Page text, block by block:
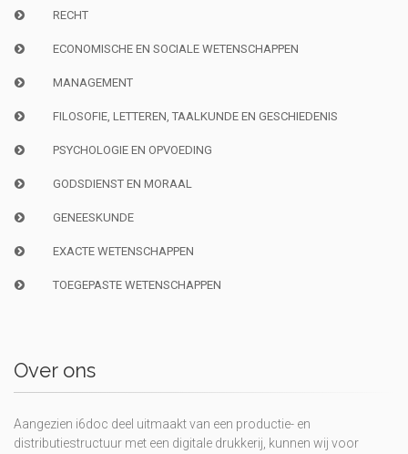
RECHT
ECONOMISCHE EN SOCIALE WETENSCHAPPEN
MANAGEMENT
FILOSOFIE, LETTEREN, TAALKUNDE EN GESCHIEDENIS
PSYCHOLOGIE EN OPVOEDING
GODSDIENST EN MORAAL
GENEESKUNDE
EXACTE WETENSCHAPPEN
TOEGEPASTE WETENSCHAPPEN
Over ons
Aangezien i6doc deel uitmaakt van een productie- en
distributiestructuur met een digitale drukkerij, kunnen wij voor